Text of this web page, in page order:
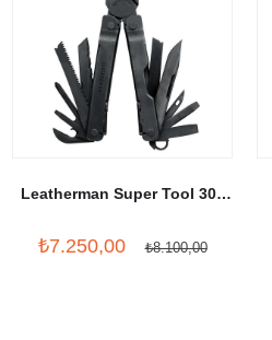
Leatherman Super Tool 300
₺7.250,00 ₺8.100,00